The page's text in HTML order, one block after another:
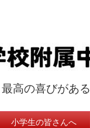
高の喜びがある
小学生の皆さんへ